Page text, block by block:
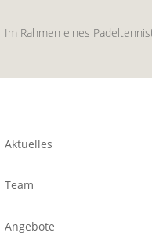
Im Rahmen eines
Aktuelles
Team
Angebote